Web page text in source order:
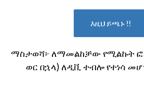
እዚህ ይጫኑ !!
ማስታወሻ፦ ለማመልከቻው የሚልኩት
ወር በኋላ) ለዲቪ ተብሎ የተነሳ